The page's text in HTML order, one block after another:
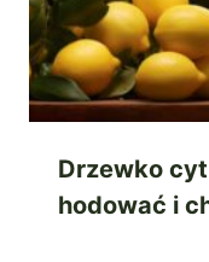
Drzewko
hodować i